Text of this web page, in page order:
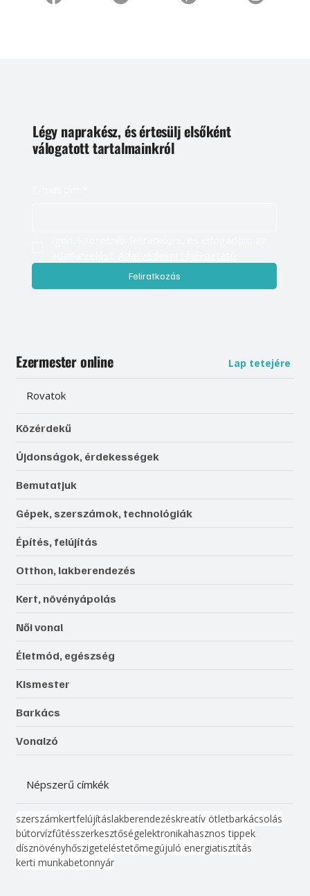
Légy naprakész, és értesülj elsőként
válogatott tartalmainkról
Feliratkozás
Ezermester online Lap tetejére
Rovatok
Közérdekű
Újdonságok, érdekességek
Bemutatjuk
Gépek, szerszámok, technológiák
Építés, felújítás
Otthon, lakberendezés
Kert, növényápolás
Női vonal
Életmód, egészség
Kismester
Barkács
Vonalzó
Népszerű címkék
szerszámkertfelújításlakberendezéskreatív ötletbarkácsolás
bútorvízfűtésszerkesztőségelektronikahasznos tippek
dísznövényhőszigeteléstetőmegújuló energiatisztítás
kerti munkabetonnyár